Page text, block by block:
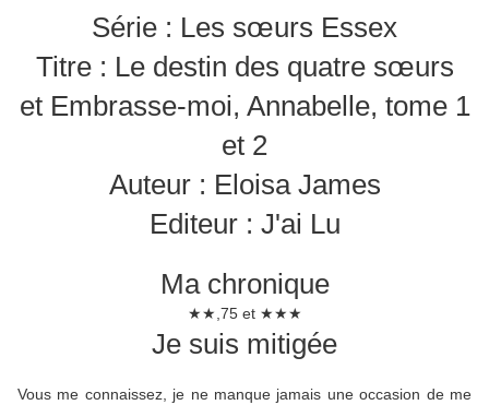
Série : Les sœurs Essex
Titre : Le destin des quatre sœurs
et Embrasse-moi, Annabelle, tome 1
et 2
Auteur : Eloisa James
Editeur : J'ai Lu
Ma chronique
★★,75 et ★★★
Je suis mitigée
Vous me connaissez, je ne manque jamais une occasion de me